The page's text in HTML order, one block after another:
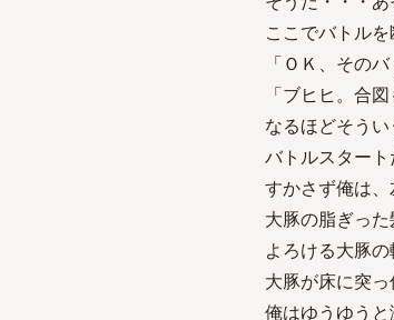
ここでバトル
「ＯＫ、その
「ブヒヒ。合
なるほどそう
バトルスタート
すかさず俺は、
大豚の脂ぎっ
よろける大豚
大豚が床に突
俺はゆうゆうと